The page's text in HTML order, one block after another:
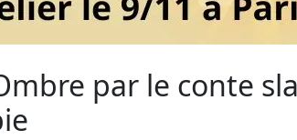
par le conte